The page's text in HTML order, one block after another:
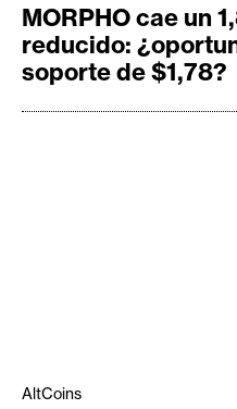
MORPHO cae un
reducido:
soporte de $1,78?
AltCoins